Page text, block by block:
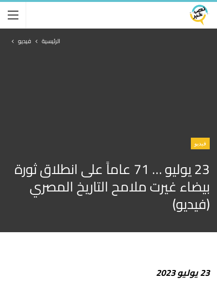
الرئيسية فيديو
فيديو
23 يوليو … 71 عاماً على انطلاق ثورة
بيضاء غيرت ملامح التاريخ المصري
(فيديو)
23يوليو2023